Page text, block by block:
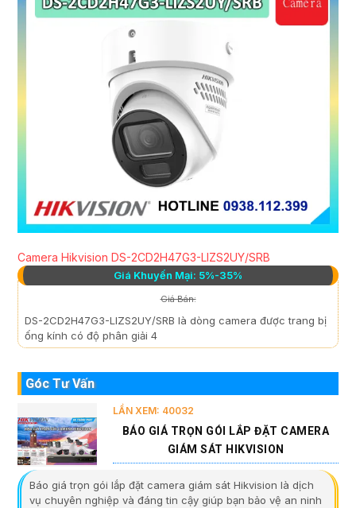
Camera Hikvision DS-2CD2H47G3-LIZS2UY/SRB
Giá Khuyến Mại: 5%-35%
Giá Bán:
DS-2CD2H47G3-LIZS2UY/SRB là dòng camera được trang bị
ống kính có độ phân giải 4
Góc Tư Vấn
LẦN XEM: 40032
BÁO GIÁ TRỌN GÓI LẮP ĐẶT CAMERA
GIÁM SÁT HIKVISION
Báo giá trọn gói lắp đặt camera giám sát Hikvision là dịch
vụ chuyên nghiệp và đáng tin cậy giúp bạn bảo vệ an ninh